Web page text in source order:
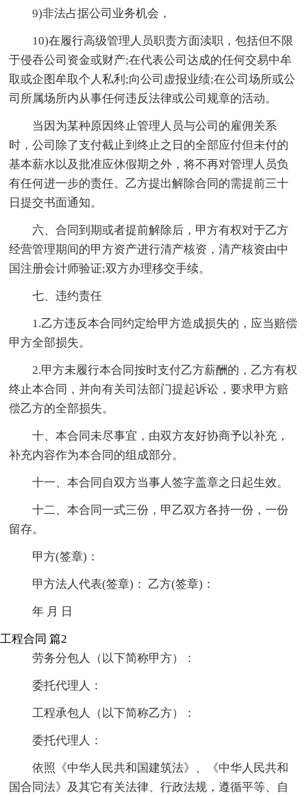
9)非法占据公司业务机会，
10)在履行高级管理人员职责方面渎职，包括但不限
于侵吞公司资金或财产;在代表公司达成的任何交易中牟
取或企图牟取个人私利;向公司虚报业绩;在公司场所或公
司所属场所内从事任何违反法律或公司规章的活动。
当因为某种原因终止管理人员与公司的雇佣关系
时，公司除了支付截止到终止之日的全部应付但未付的
基本薪水以及批准应休假期之外，将不再对管理人员负
有任何进一步的责任。乙方提出解除合同的需提前三十
日提交书面通知。
六、合同到期或者提前解除后，甲方有权对于乙方
经营管理期间的甲方资产进行清产核资，清产核资由中
国注册会计师验证;双方办理移交手续。
七、违约责任
1.乙方违反本合同约定给甲方造成损失的，应当赔偿
甲方全部损失。
2.甲方未履行本合同按时支付乙方薪酬的，乙方有权
终止本合同，并向有关司法部门提起诉讼，要求甲方赔
偿乙方的全部损失。
十、本合同未尽事宜，由双方友好协商予以补充，
补充内容作为本合同的组成部分。
十一、本合同自双方当事人签字盖章之日起生效。
十二、本合同一式三份，甲乙双方各持一份，一份
留存。
甲方(签章)：
甲方法人代表(签章)： 乙方(签章)：
年 月 日
工程合同 篇2
劳务分包人（以下简称甲方）：
委托代理人：
工程承包人（以下简称乙方）：
委托代理人：
依照《中华人民共和国建筑法》、《中华人民共和
国合同法》及其它有关法律、行政法规，遵循平等、自